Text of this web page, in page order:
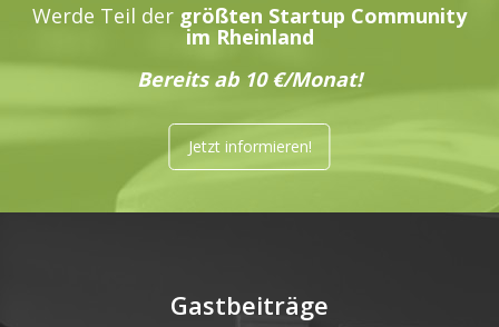
Werde Teil der größten Startup Community
im Rheinland
Bereits ab 10 €/Monat!
Jetzt informieren!
Gastbeiträge